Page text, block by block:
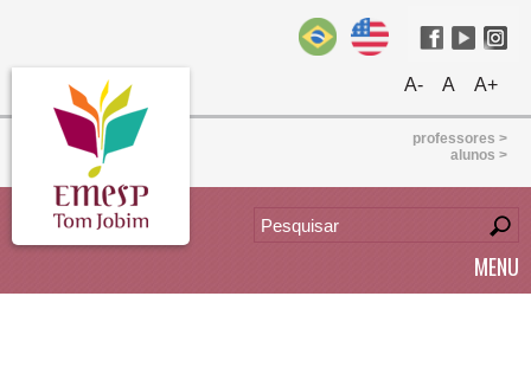
A- A A+
professores >
alunos >
MENU